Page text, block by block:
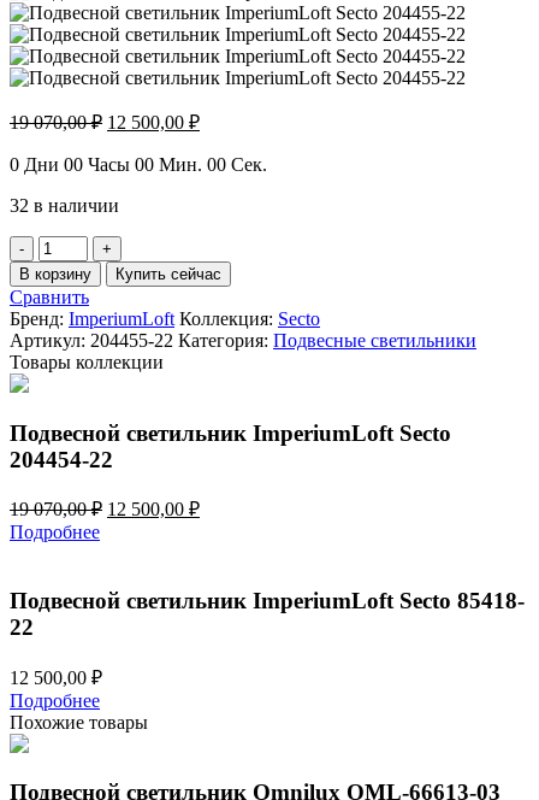
19 070,00₽ Первоначальная
составляла
070,00 ₽.
12 500,00 ₽Текущая
12
0 Дни 00 Часы 00 Мин. 00 Сек.
32 в наличии
Количество
товара
Подвесной
светильник
ImperiumLoft
Secto
204455-
В корзину Купить сейчас
Сравнить
Бренд: ImperiumLoft Коллекция: Secto
Артикул: 204455-22 Категория: Подвесные светильники
Товары коллекции
Подвесной светильник ImperiumLoft Secto
204454-22
19 070,00₽ Первоначальная
070,00 ₽.
12 500,00 ₽Текущая
Подробнее
Подвесной светильник ImperiumLoft Secto 85418-
22
12 500,00 ₽
Подробнее
Похожие товары
Подвесной светильник Omnilux OML-66613-03